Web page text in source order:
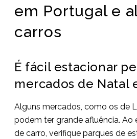
em Portugal e
carros
É fácil estacionar
mercados de Natal
Alguns mercados, como os de
podem ter grande afluência. Ao
de carro, verifique parques de